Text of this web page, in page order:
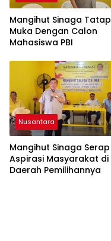
Mangihut Sinaga Tatap
Muka Dengan Calon
Mahasiswa PBI
Nusantara
Mangihut Sinaga Serap
Aspirasi Masyarakat di
Daerah Pemilihannya